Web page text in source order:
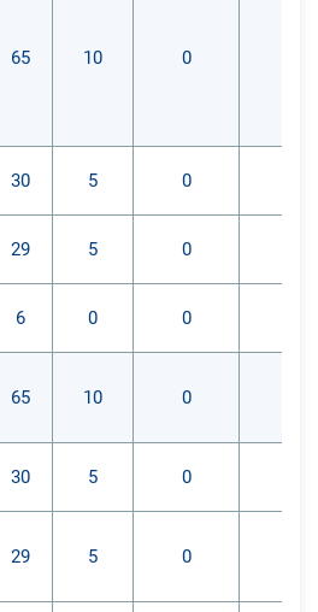
65 10 0
30 5 0
29 5 0
6 0 0
65 10 0
30 5 0
29 5 0